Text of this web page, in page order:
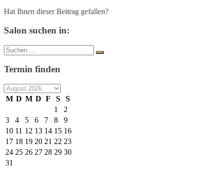
Hat Ihnen dieser Beitrag gefallen?
Salon suchen in:
Suche
nach:
Suchen
Termin finden
M D M D F S
S
1
2
3
4 5 6 7 8
9
10 11 12 13 14 15 16
17 18 19 20 21 22 23
24 25 26 27 28 29 30
31